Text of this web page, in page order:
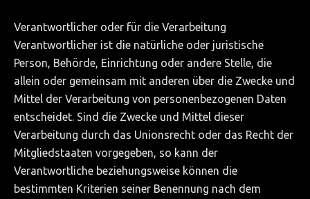
Verantwortlicher oder für die Verarbeitung
Verantwortlicher ist die natürliche oder juristische
Person, Behörde, Einrichtung oder andere Stelle, die
allein oder gemeinsam mit anderen über die Zwecke und
Mittel der Verarbeitung von personenbezogenen Daten
entscheidet. Sind die Zwecke und Mittel dieser
Verarbeitung durch das Unionsrecht oder das Recht der
Mitgliedstaaten vorgegeben, so kann der
Verantwortliche beziehungsweise können die
bestimmten Kriterien seiner Benennung nach dem